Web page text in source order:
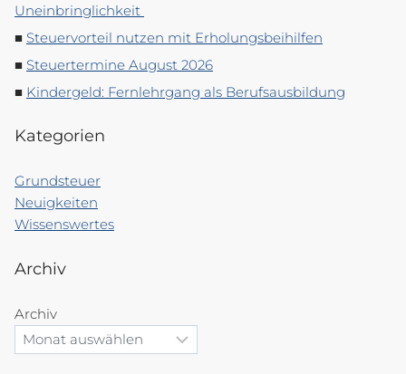
Uneinbringlichkeit
Steuervorteil nutzen mit Erholungsbeihilfen
Steuertermine August 2026
Kindergeld: Fernlehrgang als Berufsausbildung
Kategorien
Grundsteuer
Neuigkeiten
Wissenswertes
Archiv
Archiv